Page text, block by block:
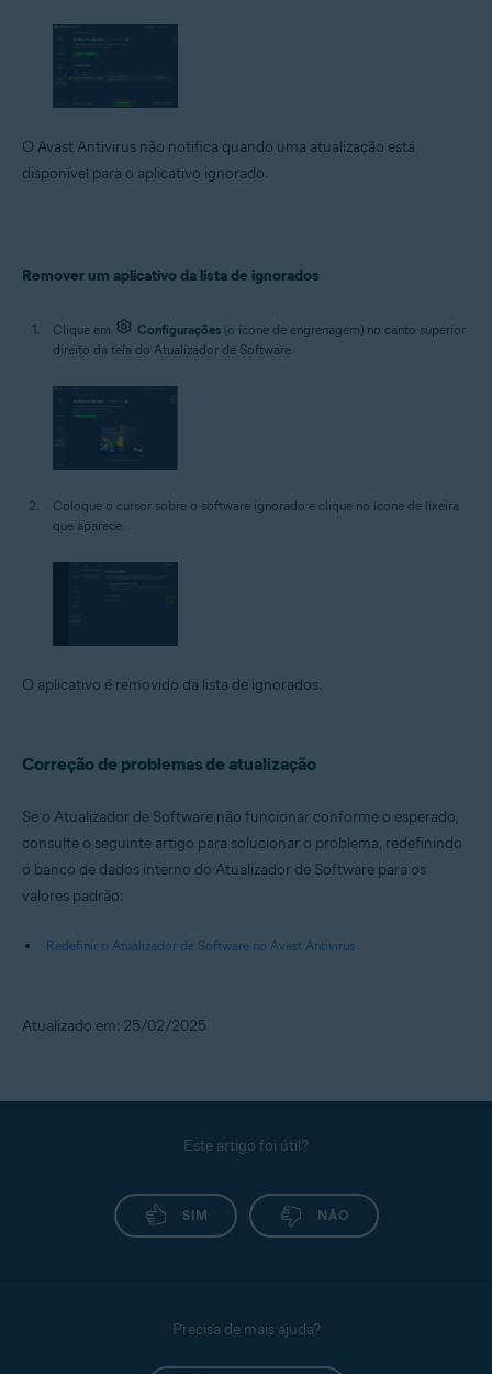
O Avast Antivirus não notifica quando uma atualização está
disponível para o aplicativo ignorado.
Remover um aplicativo da lista de ignorados
Clique em Configurações (o ícone de engrenagem) no canto superior
direito da tela do Atualizador de Software.
Coloque o cursor sobre o software ignorado e clique no ícone de lixeira
que aparece.
O aplicativo é removido da lista de ignorados.
Correção de problemas de atualização
Se o Atualizador de Software não funcionar conforme o esperado,
consulte o seguinte artigo para solucionar o problema, redefinindo
o banco de dados interno do Atualizador de Software para os
valores padrão:
Redefinir o Atualizador de Software no Avast Antivirus
Atualizado em: 25/02/2025
Este artigo foi útil?
SIM NÃO
Precisa de mais ajuda?